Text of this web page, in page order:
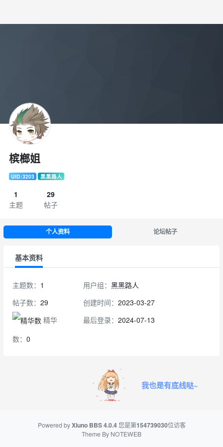
槟榔姐
UID:3203 黑黑路人
1
主题
29
帖子
个人资料 论坛帖子
基本资料
主题数： 1
帖子数： 29
精华
数： 0
用户组：黑黑路人
创建时间：2023-03-27
最后登录：2024-07-13
我也是有底线哒~
Powered byXiuno BBS4.0.4 您是第154739030位访客
Theme By NOTEWEB